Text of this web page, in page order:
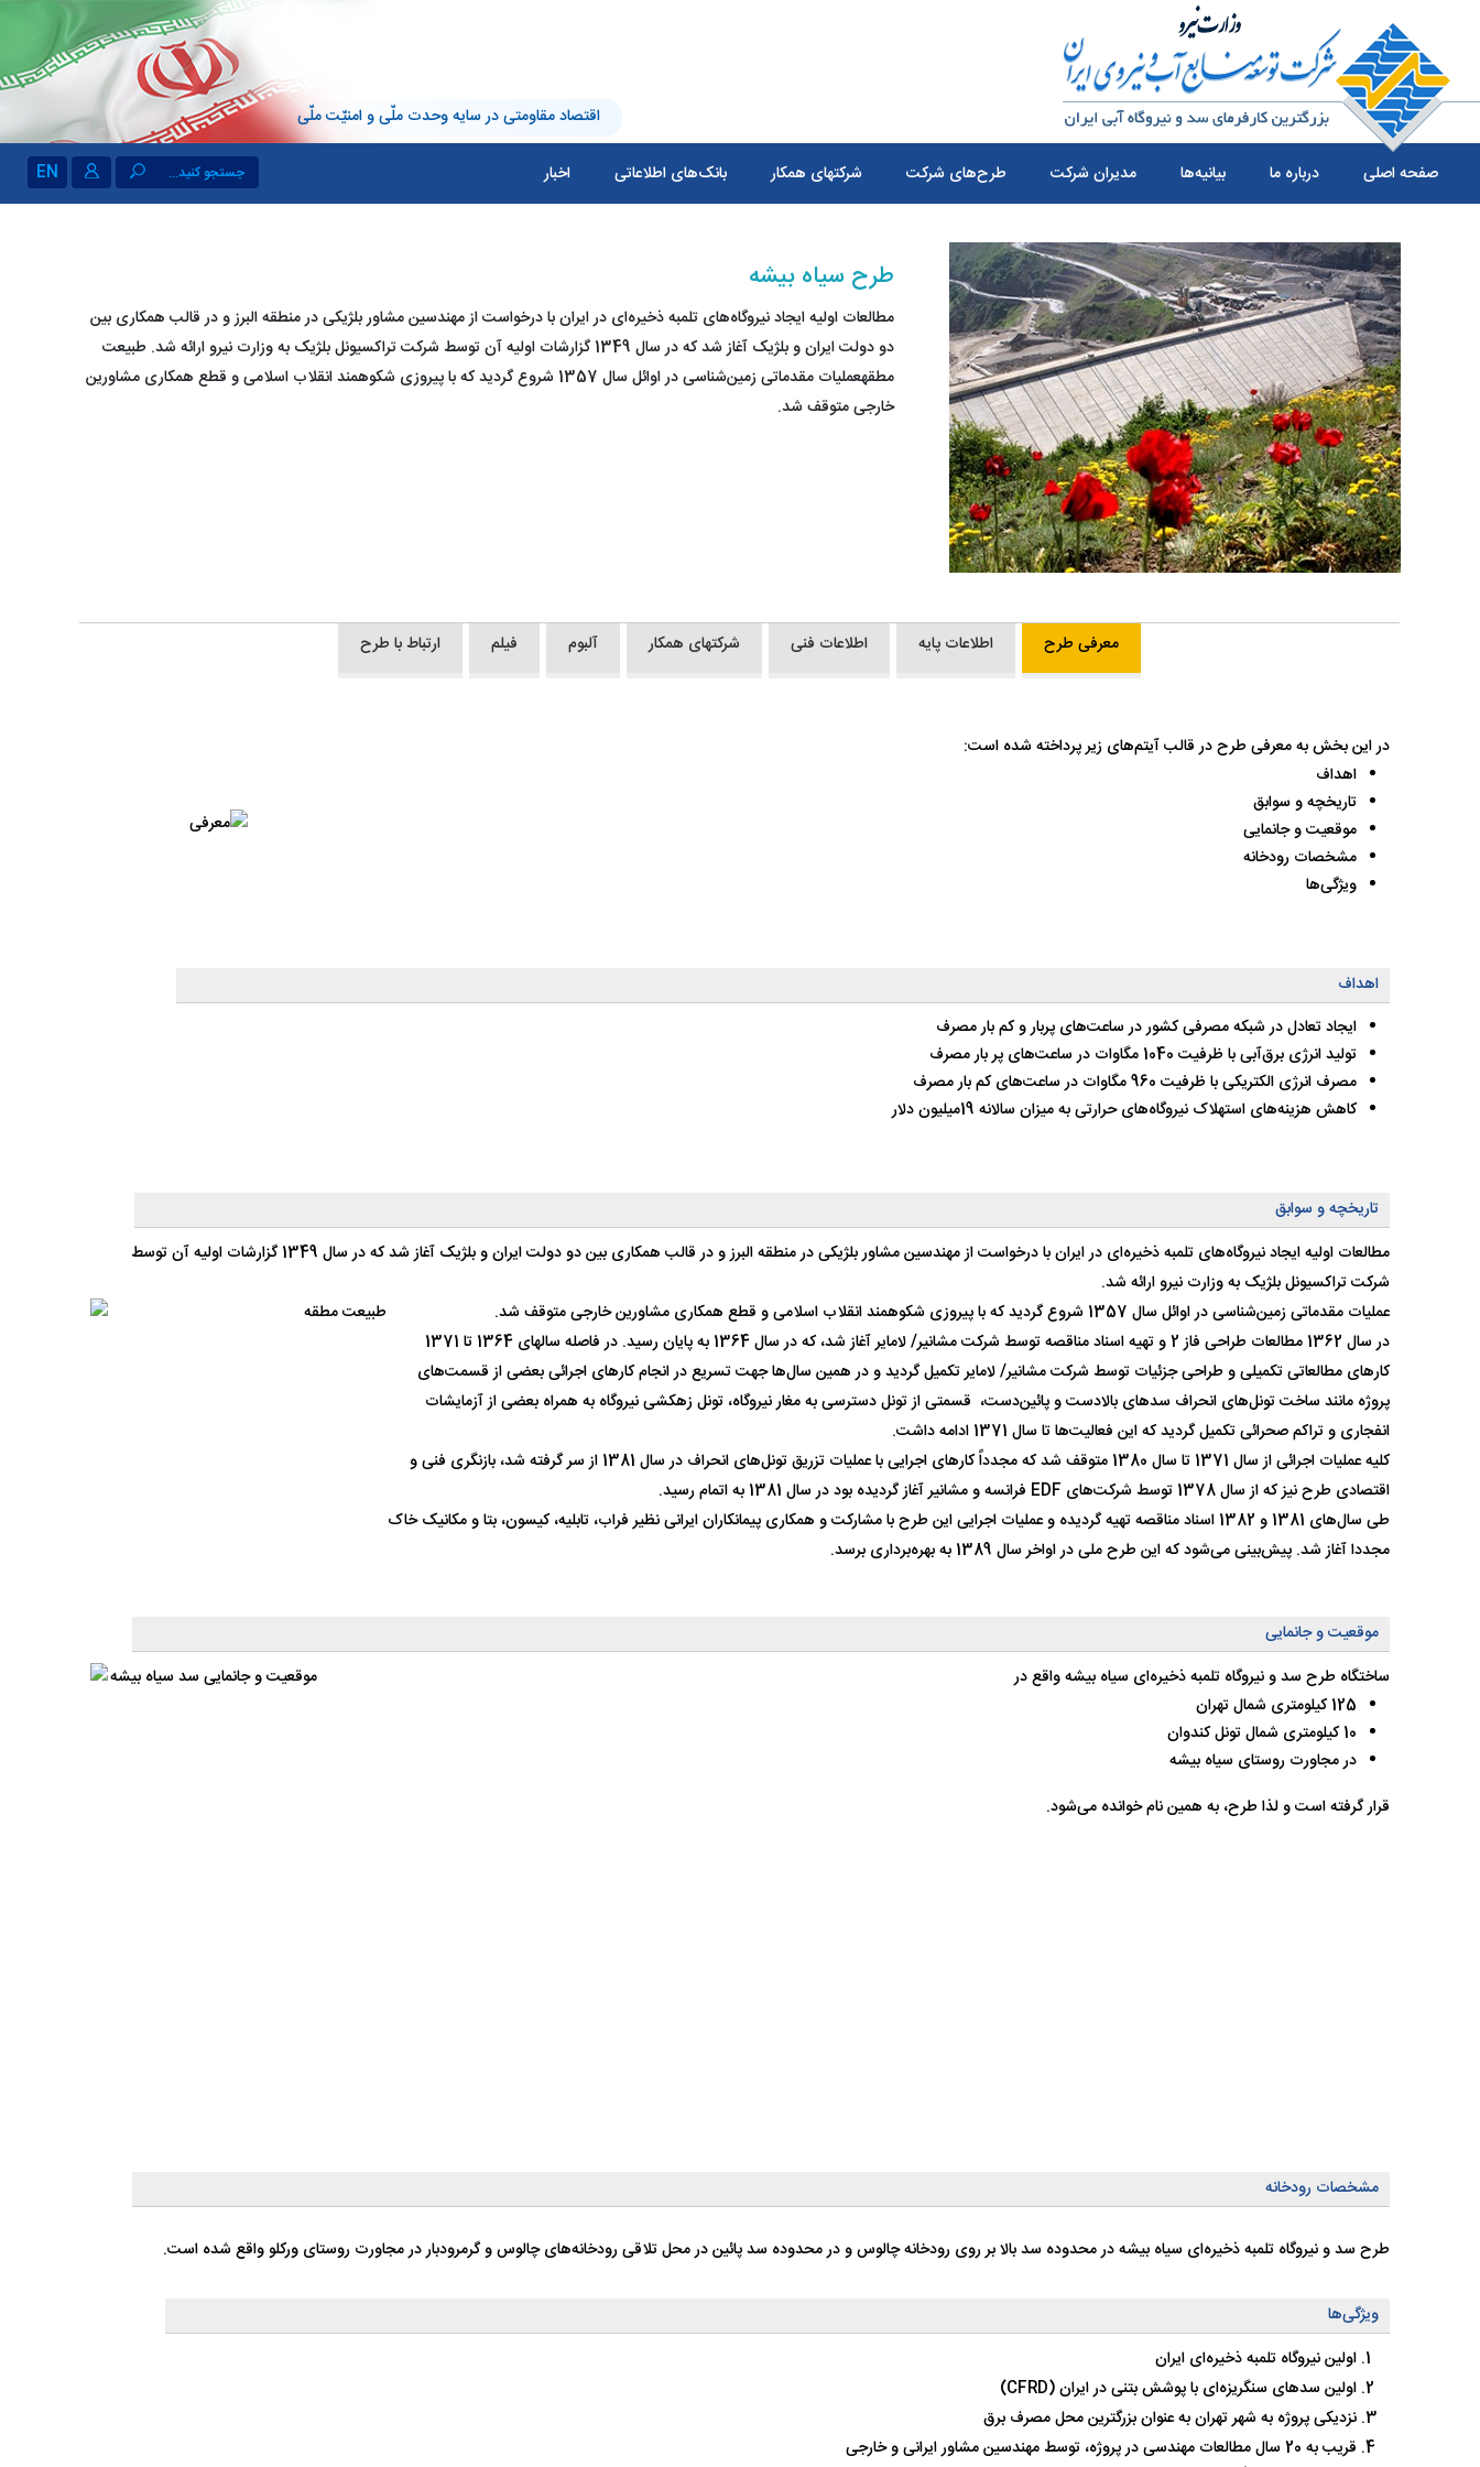
اقتصاد مقاومتی در سایه وحدت ملّی و امنیّت ملّی
صفحه اصلی درباره ما بیانیه‌ها مدیران شرکت طرح‌های شرکت شرکتهای همکار بانک‌های اطلاعاتی اخبار EN جستجو کنید...
طرح سیاه بیشه
مطالعات اولیه ایجاد نیروگاه‌های تلمبه ذخیره‌ای در ایران با درخواست از مهندسین مشاور بلژیکی در منطقه البرز و در قالب همکاری بین
دو دولت ایران و بلژیک آغاز شد که در سال 1349 گزارشات اولیه آن توسط شرکت تراکسیونل بلژیک به وزارت نیرو ارائه شد. طبیعت
مطقهعملیات مقدماتی زمین‌شناسی در اوائل سال 1357 شروع گردید که با پیروزی شکوهمند انقلاب اسلامی و قطع همکاری مشاورین
خارجی متوقف شد.
معرفی طرح اطلاعات پایه اطلاعات فنی شرکتهای همکار آلبوم فیلم ارتباط با طرح
در این بخش به معرفی طرح در قالب آیتم‌های زیر پرداخته شده است:
اهداف
تاریخچه و سوابق
موقعیت و جانمایی
مشخصات رودخانه
ویژگی‌ها
اهداف
ایجاد تعادل در شبکه مصرفی کشور در ساعت‌های پربار و کم بار مصرف
تولید انرژی برق‌‌آبی با ظرفیت 1040 مگاوات در ساعت‌های پر بار مصرف
مصرف انرژی الکتریکی با ظرفیت 960 مگاوات در ساعت‌های کم بار مصرف
کاهش هزینه‌های استهلاک نیروگاه‌های حرارتی به میزان سالانه 19میلیون دلار
تاریخچه و سوابق
مطالعات اولیه ایجاد نیروگاه‌های تلمبه ذخیره‌ای در ایران با درخواست از مهندسین مشاور بلژیکی در منطقه البرز و در قالب همکاری بین دو دولت ایران و بلژیک آغاز شد که در سال 1349 گزارشات اولیه آن توسط
شرکت تراکسیونل بلژیک به وزارت نیرو ارائه شد.
عملیات مقدماتی زمین‌شناسی در اوائل سال 1357 شروع گردید که با پیروزی شکوهمند انقلاب اسلامی و قطع همکاری مشاورین خارجی متوقف شد.
در سال 1362 مطالعات طراحی فاز 2 و تهیه اسناد مناقصه توسط شرکت مشانیر/ لامایر آغاز شد، که در سال 1364 به پایان رسید. در فاصله سالهای 1364 تا 1371
کارهای مطالعاتی تکمیلی و طراحی جزئیات توسط شرکت مشانیر/ لامایر تکمیل گردید و در همین سال‌ها جهت تسریع در انجام کارهای اجرائی بعضی از قسمت‌های
پروژه مانند ساخت تونل‌های انحراف سدهای بالادست و پائین‌دست،‌ قسمتی از تونل دسترسی به مغار نیروگاه، تونل زهکشی نیروگاه به همراه بعضی از آزمایشات
انفجاری و تراکم صحرائی تکمیل گردید که این فعالیت‌ها تا سال 1371 ادامه داشت.
کلیه عملیات اجرائی از سال 1371 تا سال 1380 متوقف شد که مجدداً کارهای اجرایی با عملیات تزریق تونل‌های انحراف در سال 1381 از سر گرفته شد، بازنگری فنی و
اقتصادی طرح نیز که از سال 1378 توسط شرکت‌های EDF فرانسه و مشانیر آغاز گردیده بود در سال 1381 به اتمام رسید.
طی سال‌های 1381 و 1382 اسناد مناقصه تهیه گردیده و عملیات اجرایی این طرح با مشارکت و همکاری پیمانکاران ایرانی نظیر فراب، تابلیه، کیسون، بتا و مکانیک خاک
مجددا آغاز شد. پیش‌بینی می‌شود که این طرح ملی در اواخر سال 1389 به بهره‌برداری برسد.
موقعیت و جانمایی
ساختگاه طرح سد و نیروگاه تلمبه ذخیره‌ای سیاه بیشه واقع در
125 کیلومتری شمال تهران
10 کیلومتری شمال تونل کندوان
در مجاورت روستای سیاه بیشه
قرار گرفته است و لذا طرح، به همین نام خوانده می‌شود.
مشخصات رودخانه
طرح سد و نیروگاه تلمبه ذخیره‌ای سیاه بیشه در محدوده سد بالا بر روی رودخانه چالوس و در محدوده سد پائین در محل تلاقی رودخانه‌های چالوس و گرمرودبار در مجاورت روستای ورکلو واقع شده است.
ویژگی‌ها
اولین نیروگاه تلمبه ذخیره‌ای ایران
اولین سدهای سنگریزه‌ای با پوشش بتنی در ایران (CFRD)
نزدیکی پروژه به شهر تهران به عنوان بزرگترین محل مصرف برق
قریب به 20 سال مطالعات مهندسی در پروژه، توسط مهندسین مشاور ایرانی و خارجی